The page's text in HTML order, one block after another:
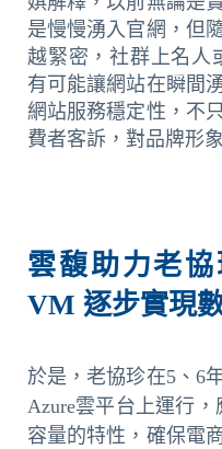
是慢慢湧入官網，但
越緊密，社群上名人
有可能讓網站在瞬間
網站服務穩定性，不
費者客訴，對品牌形
雲馥助力老
VM 逐步實現
於是，老協珍在5、6
Azure雲平台上運行
容量的特性，確保電